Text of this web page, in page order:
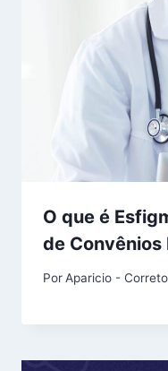
O que é
de Convênios
PorAparicio -